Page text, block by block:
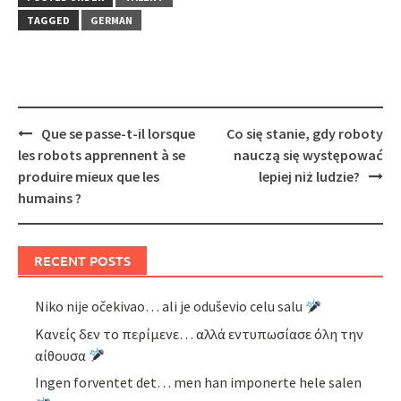
TAGGED
GERMAN
Post
navigation
Que se passe-t-il lorsque
les robots apprennent à se
produire mieux que les
humains ?
Co się stanie, gdy roboty
nauczą się występować
lepiej niż ludzie?
RECENT POSTS
Niko nije očekivao… ali je oduševio celu salu
Κανείς δεν το περίμενε… αλλά εντυπωσίασε όλη την
αίθουσα
Ingen forventet det… men han imponerte hele salen